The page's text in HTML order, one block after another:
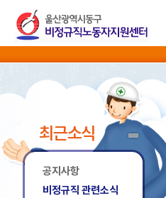
최근소식
공지사항
비정규직 관련소식